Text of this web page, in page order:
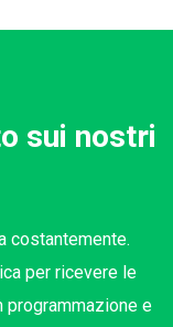
sui nostri
costantemente.
per ricevere le
e